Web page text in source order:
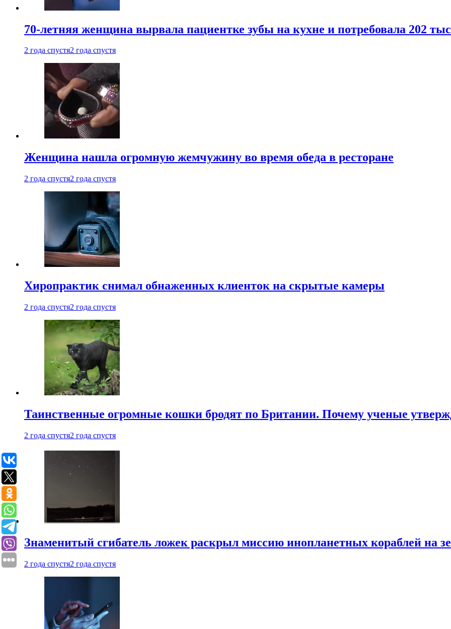
70-летняя женщина вырвала пациентке зубы на кухне и потребовала 202
2 года спустя2 года спустя
Женщина нашла огромную жемчужину во время обеда в ресторане
2 года спустя2 года спустя
Хиропрактик снимал обнаженных клиенток на скрытые камеры
2 года спустя2 года спустя
Таинственные огромные кошки бродят по Британии. Почему ученые
2 года спустя2 года спустя
Знаменитый сгибатель ложек раскрыл миссию инопланетных кораблей на
2 года спустя2 года спустя